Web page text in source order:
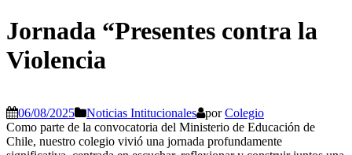
Jornada “Presentes contra la
Violencia
06/08/2025 Noticias Intitucionales porColegio
Como parte de la convocatoria del Ministerio de Educación de
Chile, nuestro colegio vivió una jornada profundamente